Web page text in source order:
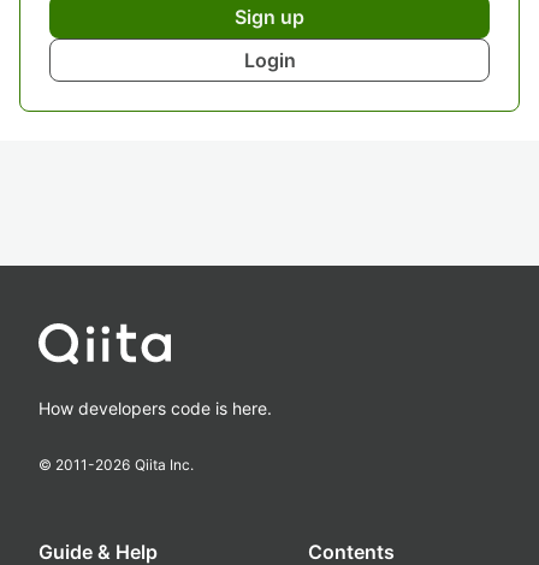
Sign up
Login
How developers code is here.
© 2011-2026 Qiita Inc.
Guide & Help Contents